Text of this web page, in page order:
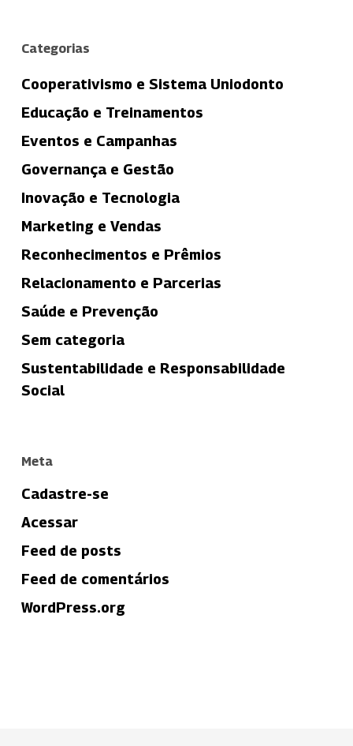
Categorias
Cooperativismo e Sistema Uniodonto
Educação e Treinamentos
Eventos e Campanhas
Governança e Gestão
Inovação e Tecnologia
Marketing e Vendas
Reconhecimentos e Prêmios
Relacionamento e Parcerias
Saúde e Prevenção
Sem categoria
Sustentabilidade e Responsabilidade
Social
Meta
Cadastre-se
Acessar
Feed de posts
Feed de comentários
WordPress.org